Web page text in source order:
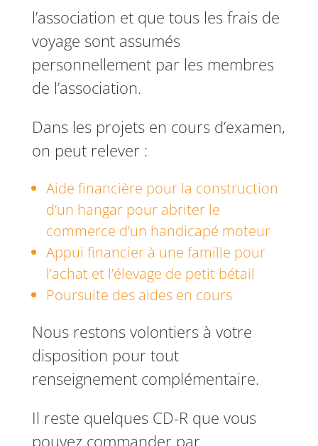
l’association et que tous les frais de
voyage sont assumés
personnellement par les membres
de l’association.
Dans les projets en cours d’examen,
on peut relever :
Aide financière pour la construction
d’un hangar pour abriter le
commerce d’un handicapé moteur
Appui financier à une famille pour
l’achat et l’élevage de petit bétail
Poursuite des aides en cours
Nous restons volontiers à votre
disposition pour tout
renseignement complémentaire.
Il reste quelques CD-R que vous
pouvez commander par